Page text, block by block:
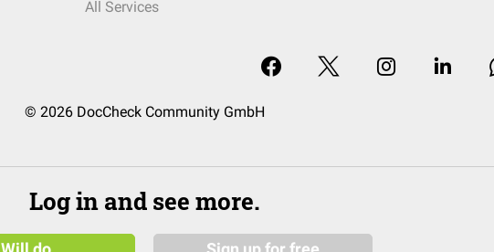
All Services
© 2026 DocCheck Community GmbH
Log in and see more.